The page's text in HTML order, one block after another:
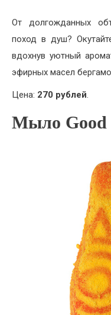
От долгожданных
поход в душ?
вдохнув уютный
эфирных масел
Цена: 270 рублей.
Мыло Good